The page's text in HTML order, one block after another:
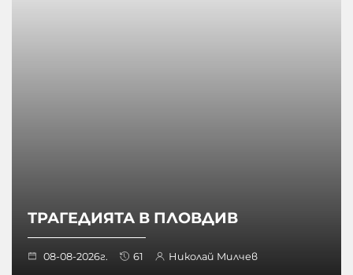
ТРАГЕДИЯТА В ПЛОВДИВ
08-08-2026г. 61 Николай Милчев